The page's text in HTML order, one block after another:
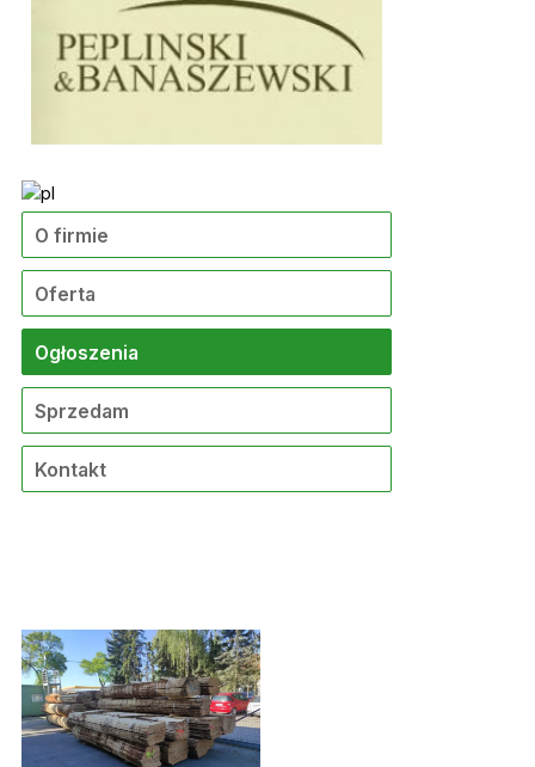
O firmie
Oferta
Ogłoszenia
Sprzedam
Kontakt